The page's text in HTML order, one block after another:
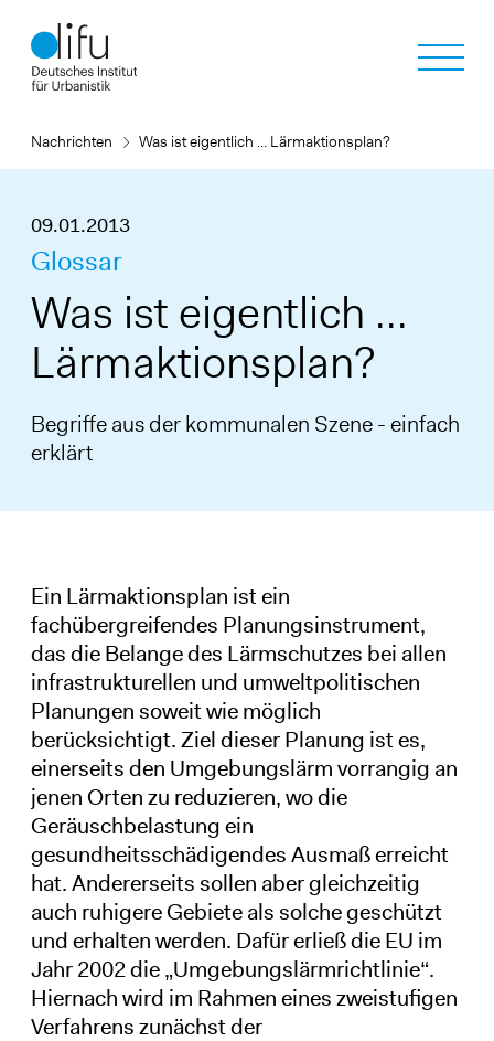
zum
Inhalt
Nachrichten Was ist eigentlich ... Lärmaktionsplan?
09.01.2013
Glossar
Was ist eigentlich ...
Lärmaktionsplan?
Begriffe aus der kommunalen Szene - einfach
erklärt
Ein Lärmaktionsplan ist ein
fachübergreifendes Planungsinstrument,
das die Belange des Lärmschutzes bei allen
infrastrukturellen und umweltpolitischen
Planungen soweit wie möglich
berücksichtigt. Ziel dieser Planung ist es,
einerseits den Umgebungslärm vorrangig an
jenen Orten zu reduzieren, wo die
Geräuschbelastung ein
gesundheitsschädigendes Ausmaß erreicht
hat. Andererseits sollen aber gleichzeitig
auch ruhigere Gebiete als solche geschützt
und erhalten werden. Dafür erließ die EU im
Jahr 2002 die „Umgebungslärmrichtlinie“.
Hiernach wird im Rahmen eines zweistufigen
Verfahrens zunächst der